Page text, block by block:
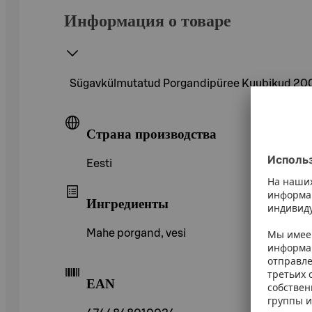
Информация о товаре
Sügavkülmutatud Porgandipüree Kuubikud
Страна производства
Eesti
Ингредиенты
Mahe porgand, vesi
EAN